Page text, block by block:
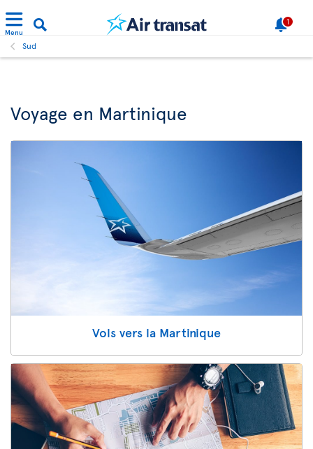
Menu
1
Sud
Voyage en Martinique
Vols vers la Martinique